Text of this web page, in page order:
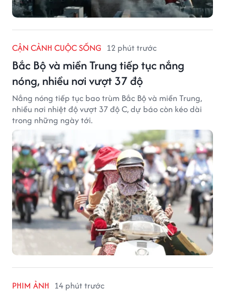
CẬN CẢNH CUỘC SỐNG 12 phút trước
Bắc Bộ và miền Trung tiếp tục nắng
nóng, nhiều nơi vượt 37 độ
Nắng nóng tiếp tục bao trùm Bắc Bộ và miền Trung,
nhiều nơi nhiệt độ vượt 37 độ C, dự báo còn kéo dài
trong những ngày tới.
PHIM ẢNH 14 phút trước